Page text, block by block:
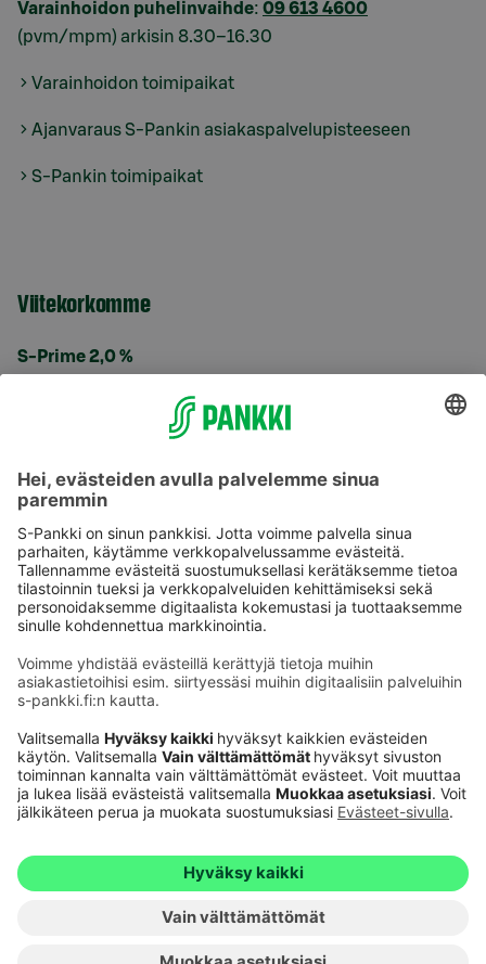
Varainhoidon puhelinvaihde: 09 613 4600
(pvm/mpm) arkisin 8.30–16.30
Varainhoidon toimipaikat
Ajanvaraus S-Pankin asiakaspalvelupisteeseen
S-Pankin toimipaikat
Viitekorkomme
S-Prime 2,0 %
Käyttöehdot
Saavutettavuusseloste
Evästeet
Verkkopalvelujen käytön edellytykset